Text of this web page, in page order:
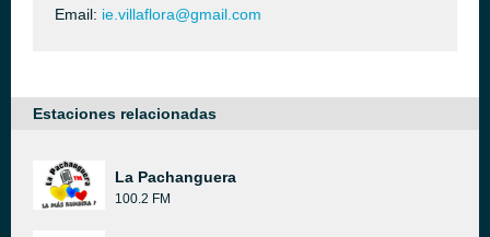
Email: ie.villaflora@gmail.com
Estaciones relacionadas
La Pachanguera
100.2 FM